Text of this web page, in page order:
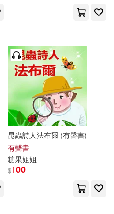
昆蟲詩人法布爾 (有聲書)
有聲書
糖果姐姐
$100